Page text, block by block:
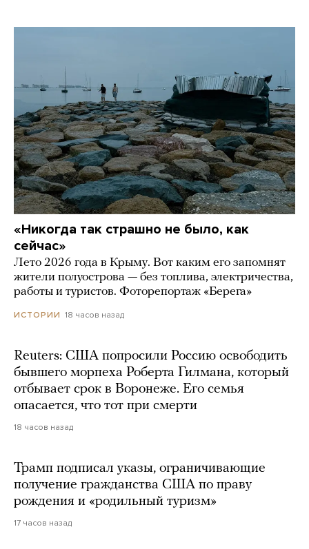
«Никогда так страшно не было, как
сейчас»
Лето 2026 года в Крыму. Вот каким его запомнят
жители полуострова — без топлива, электричества,
работы и туристов. Фоторепортаж «Берега»
ИСТОРИИ 18 часов назад
Reuters: США попросили Россию освободить
бывшего морпеха Роберта Гилмана, который
отбывает срок в Воронеже. Его семья
опасается, что тот при смерти
18 часов назад
Трамп подписал указы, ограничивающие
получение гражданства США по праву
рождения и «родильный туризм»
17 часов назад